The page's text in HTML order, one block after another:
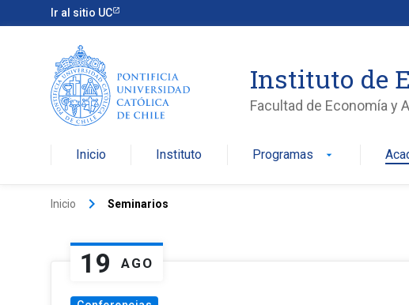
Ir al sitio UC
Instituto de
Facultad de Economía y
Inicio Instituto Programas arrow_drop_down
Inicio keyboard_arrow_right Seminarios
19 AGO